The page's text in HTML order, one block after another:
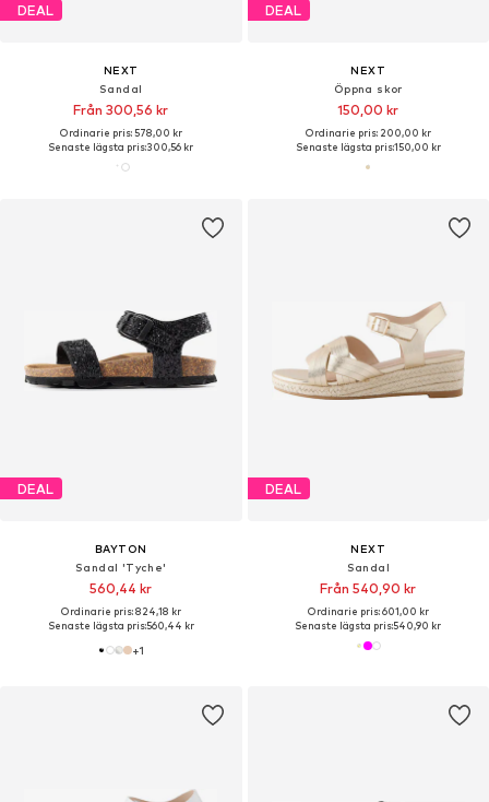
DEAL
NEXT
Sandal
Från 300,56 kr
Ordinarie pris: 578,00 kr
Senaste lägsta pris:300,56 kr
DEAL
NEXT
Öppna skor
150,00 kr
Ordinarie pris: 200,00 kr
Senaste lägsta pris:150,00 kr
DEAL
BAYTON
Sandal 'Tyche'
560,44 kr
Ordinarie pris: 824,18 kr
Senaste lägsta pris:560,44 kr
+1
DEAL
NEXT
Sandal
Från 540,90 kr
Ordinarie pris: 601,00 kr
Senaste lägsta pris:540,90 kr